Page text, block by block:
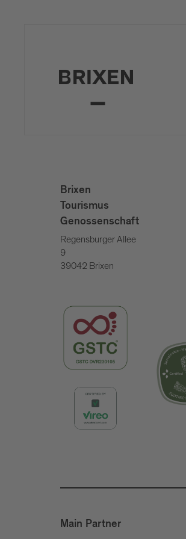
Brixen
Tourismus
Genossenschaft
Regensburger Allee
9
39042 Brixen
Main Partner